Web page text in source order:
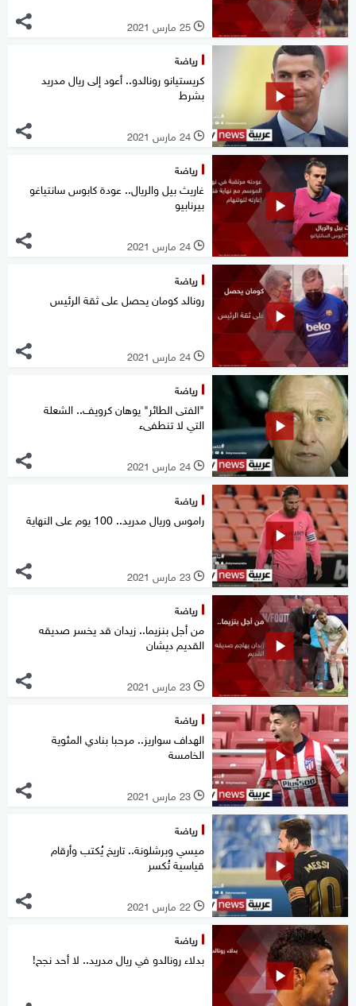
l 25 مارس 2021
رياضة
كريستيانو رونالدو.. أعود إلى ريال مدريد
بشرط
l 24 مارس 2021
رياضة
غاريث بيل والريال.. عودة كابوس سانتياغو
بيرنابيو
l 24 مارس 2021
رياضة
رونالد كومان يحصل على ثقة الرئيس
l 24 مارس 2021
رياضة
"الفتى الطائر" يوهان كرويف.. الشعلة
التي لا تنطفىء
l 24 مارس 2021
رياضة
راموس وريال مدريد.. 100 يوم على النهاية
l 23 مارس 2021
رياضة
من أجل بنزيما.. زيدان قد يخسر صديقه
القديم ديشان
l 23 مارس 2021
رياضة
الهداف سواريز.. مرحبا بنادي المئوية
الخامسة
l 23 مارس 2021
رياضة
ميسي وبرشلونة.. تاريخ يُكتب وأرقام
قياسية تُكسر
l 22 مارس 2021
رياضة
بدلاء رونالدو في ريال مدريد.. لا أحد نجح!